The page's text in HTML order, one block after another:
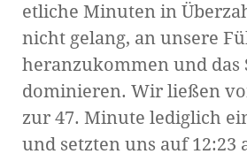
etliche Minuten in
nicht gelang, an unsere
heranzukommen und das
dominieren. Wir ließen
zur 47. Minute lediglich
und setzten uns auf 12:23